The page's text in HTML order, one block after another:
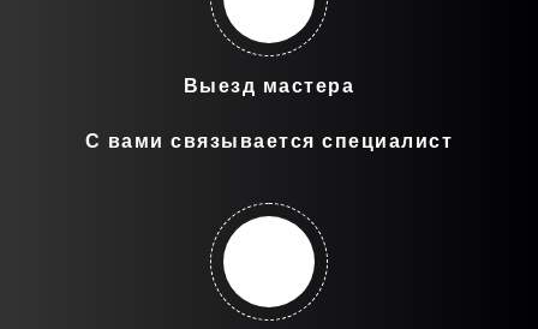
Выезд мастера
С вами связывается специалист